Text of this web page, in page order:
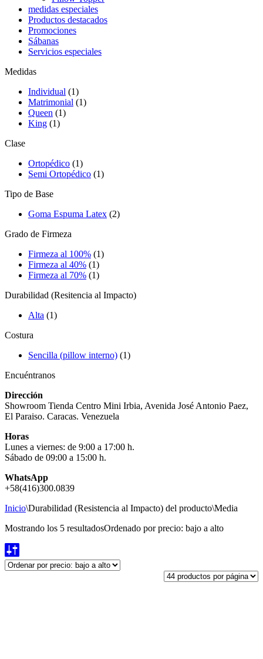
medidas especiales
Productos destacados
Promociones
Sábanas
Servicios especiales
Medidas
Individual (1)
Matrimonial (1)
Queen (1)
King (1)
Clase
Ortopédico (1)
Semi Ortopédico (1)
Tipo de Base
Goma Espuma Latex (2)
Grado de Firmeza
Firmeza al 100% (1)
Firmeza al 40% (1)
Firmeza al 70% (1)
Durabilidad (Resitencia al Impacto)
Alta (1)
Costura
Sencilla (pillow interno) (1)
Encuéntranos
Dirección
Showroom Tienda Centro Mini Irbia, Avenida José Antonio Paez,
El Paraiso. Caracas. Venezuela
Horas
Lunes a viernes: de 9:00 a 17:00 h.
Sábado de 09:00 a 15:00 h.
WhatsApp
+58(416)300.0839
Inicio\Durabilidad (Resistencia al Impacto) del producto\Media
Mostrando los 5 resultadosOrdenado por precio: bajo a alto